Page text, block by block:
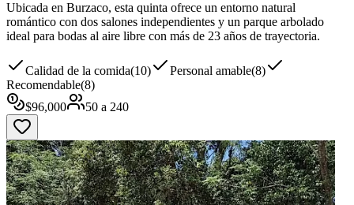
Ubicada en Burzaco, esta quinta ofrece un entorno natural
romántico con dos salones independientes y un parque arbolado
ideal para bodas al aire libre con más de 23 años de trayectoria.
Calidad de la comida(10) Personal amable(8)
Recomendable(8)
$96,000 50 a 240